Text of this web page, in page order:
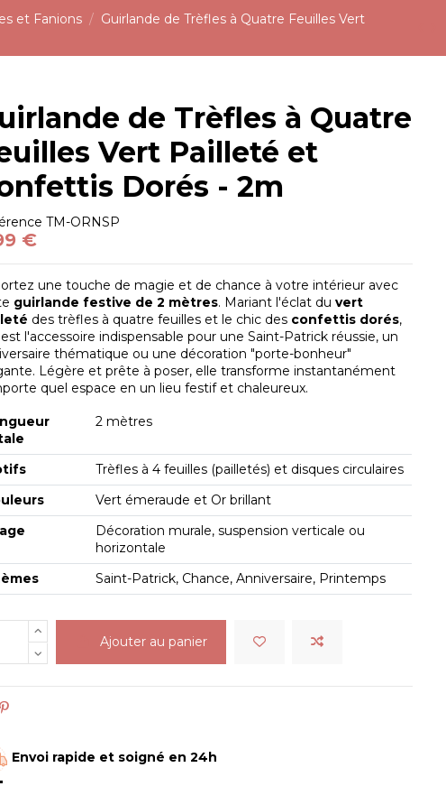
et Fanions
Guirlande de Trèfles à Quatre Feuilles Vert
de Trèfles à Quatre
Vert Pailleté et
Dorés - 2m
TM-ORNSP
€
une touche de magie et de chance à votre intérieur avec
guirlande festive de 2 mètres. Mariant l'éclat duvert
des trèfles à quatre feuilles et le chic des confettis dorés,
l'accessoire indispensable pour une Saint-Patrick réussie, un
thématique ou une décoration "porte-bonheur"
Légère et prête à poser, elle transforme instantanément
quel espace en un lieu festif et chaleureux.
2 mètres
Trèfles à 4 feuilles (pailletés) et disques circulaires
Vert émeraude et Or brillant
Décoration murale, suspension verticale ou
horizontale
Saint-Patrick, Chance, Anniversaire, Printemps
Ajouter au panier
Envoi rapide et soigné en 24h